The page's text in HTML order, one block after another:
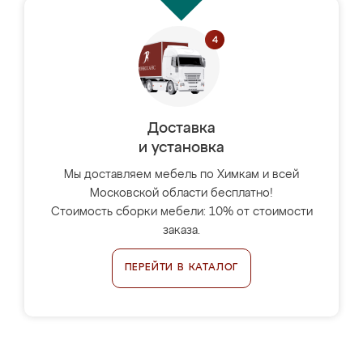
Доставка
и установка
Мы доставляем мебель по Химкам и всей
Московской области бесплатно!
Стоимость сборки мебели: 10% от стоимости
заказа.
ПЕРЕЙТИ В КАТАЛОГ